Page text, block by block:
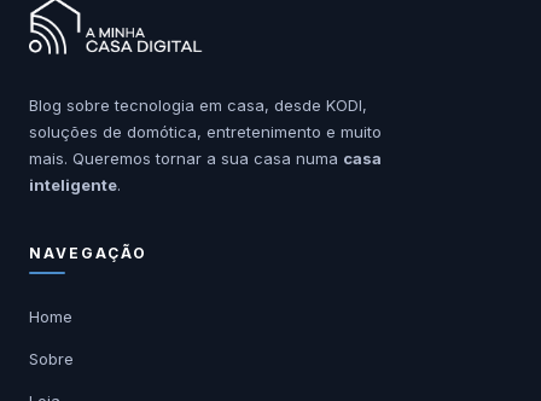
Blog sobre tecnologia em casa, desde KODI,
soluções de domótica, entretenimento e muito
mais. Queremos tornar a sua casa numa casa
inteligente.
NAVEGAÇÃO
Home
Sobre